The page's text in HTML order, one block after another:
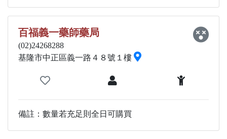
百福義一藥師藥局
(02)24268288
基隆市中正區義一路４８號１樓
備註：數量若充足則全日可購買